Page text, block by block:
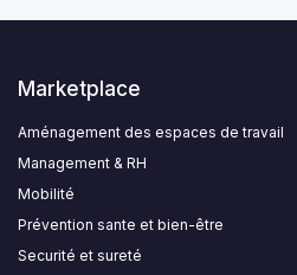
Marketplace
Aménagement des espaces de travail
Management & RH
Mobilité
Prévention sante et bien-être
Securité et sureté